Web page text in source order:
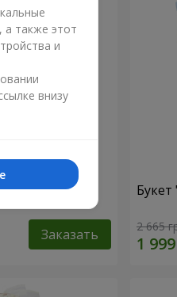
Заказать
Букет
2 665
а также этот
и
внизу